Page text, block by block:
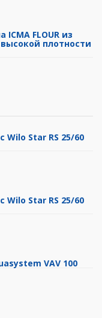
FLOUR из
плотности
Star RS 25/60
Star RS 25/60
VAV 100